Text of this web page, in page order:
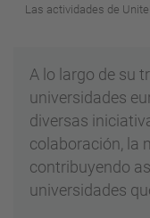
Las actividades de
A lo largo de su
universidades
diversas
colaboración, la
contribuyendo
universidades